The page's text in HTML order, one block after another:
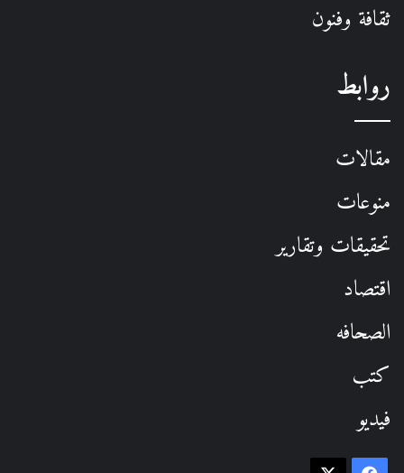
ثقافة وفنون
روابط
مقالات
منوعات
تحقيقات وتقارير
اقتصاد
الصحافه
كتب
فيديو